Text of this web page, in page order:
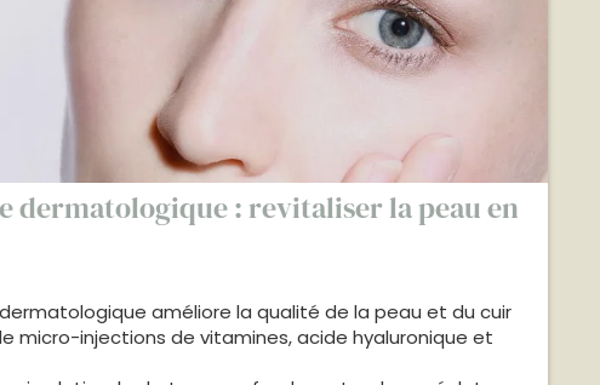
dermatologique : revitaliser la peau en
améliore la qualité de la peau et du cuir
micro-injections de vitamines, acide hyaluronique et